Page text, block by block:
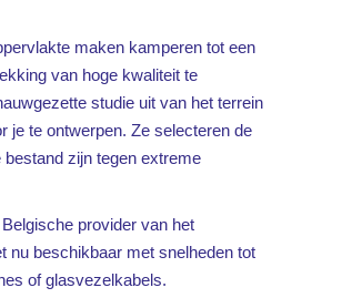
maken kamperen tot een
van hoge kwaliteit te
studie uit van het terrein
je te ontwerpen. Ze selecteren de
bestand zijn tegen extreme
provider van het
nu beschikbaar met snelheden tot
of glasvezelkabels.